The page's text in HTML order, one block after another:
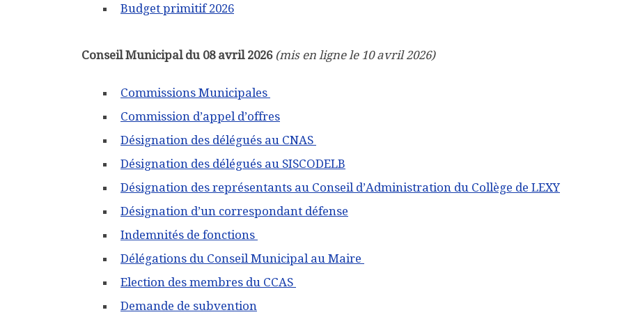
Budget primitif 2026
Conseil Municipal du 08 avril 2026 (mis en ligne le 10 avril 2026)
Commissions Municipales
Commission d’appel d’offres
Désignation des délégués au CNAS
Désignation des délégués au SISCODELB
Désignation des représentants au Conseil d’Administration du Collège de LEXY
Désignation d’un correspondant défense
Indemnités de fonctions
Délégations du Conseil Municipal au Maire
Election des membres du CCAS
Demande de subvention